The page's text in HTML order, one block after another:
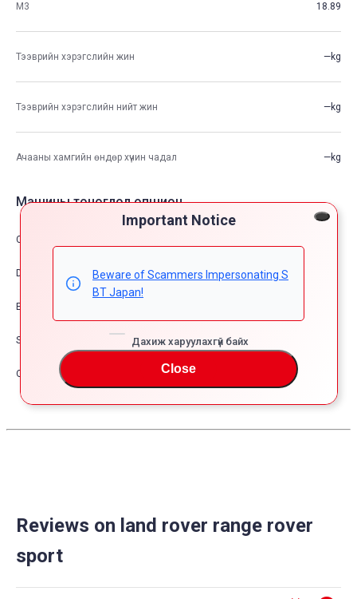
Important Notice
Beware of Scammers Impersonating S
BT Japan!
Дахиж харуулахгүй байх
Close
М3 18.89
Тээврийн хэрэгслийн жин —kg
Тээврийн хэрэгслийн нийт жин —kg
Ачааны хамгийн өндөр хүчин чадал —kg
Машины тоноглол опшион
Comfort & Convenience
Dress Up
Exterior
Safety
Other
Reviews on land rover range rover
sport